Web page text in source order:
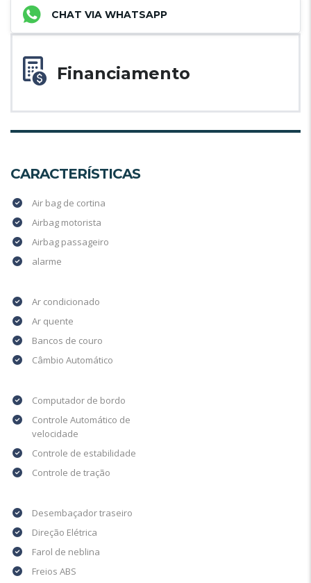
CHAT VIA WHATSAPP
Financiamento
CARACTERÍSTICAS
Air bag de cortina
Airbag motorista
Airbag passageiro
alarme
Ar condicionado
Ar quente
Bancos de couro
Câmbio Automático
Computador de bordo
Controle Automático de
velocidade
Controle de estabilidade
Controle de tração
Desembaçador traseiro
Direção Elétrica
Farol de neblina
Freios ABS